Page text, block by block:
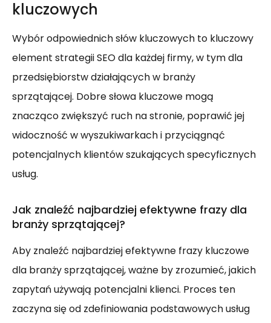
kluczowych
Wybór odpowiednich słów kluczowych to kluczowy
element strategii SEO dla każdej firmy, w tym dla
przedsiębiorstw działających w branży
sprzątającej. Dobre słowa kluczowe mogą
znacząco zwiększyć ruch na stronie, poprawić jej
widoczność w wyszukiwarkach i przyciągnąć
potencjalnych klientów szukających specyficznych
usług.
Jak znaleźć najbardziej efektywne frazy dla
branży sprzątającej?
Aby znaleźć najbardziej efektywne frazy kluczowe
dla branży sprzątającej, ważne by zrozumieć, jakich
zapytań używają potencjalni klienci. Proces ten
zaczyna się od zdefiniowania podstawowych usług